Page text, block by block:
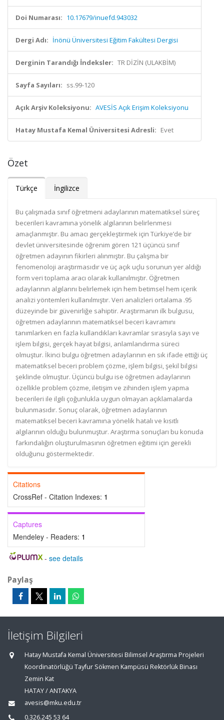
Doi Numarası: 10.17679/inuefd.943032
Dergi Adı: İnönü Üniversitesi Eğitim Fakültesi Dergisi
Derginin Tarandığı İndeksler: TR DİZİN (ULAKBİM)
Sayfa Sayıları: ss.99-120
Açık Arşiv Koleksiyonu: AVESİS Açık Erişim Koleksiyonu
Hatay Mustafa Kemal Üniversitesi Adresli: Evet
Özet
Türkçe İngilizce
Bu çalışmada sınıf öğretmeni adaylarının matematiksel süreç
becerileri kavramına yönelik algılarının belirlenmesi
amaçlanmıştır. Bu amacı gerçekleştirmek için Türkiye’de bir
devlet üniversitesinde öğrenim gören 121 üçüncü sınıf
öğretmen adayının fikirleri alınmıştır. Bu çalışma bir
fenomenoloji araştırmasıdır ve üç açık uçlu sorunun yer aldığı
form veri toplama aracı olarak kullanılmıştır. Öğretmen
adaylarının algılarını belirlemek için hem betimsel hem içerik
analizi yöntemleri kullanılmıştır. Veri analizleri ortalama .95
düzeyinde bir güvenirliğe sahiptir. Araştırmanın ilk bulgusu,
öğretmen adaylarının matematiksel beceri kavramını
tanımlarken en fazla kullandıkları kavramlar sırasıyla sayı ve
işlem bilgisi, gerçek hayat bilgisi, anlamlandırma süreci
olmuştur. İkinci bulgu öğretmen adaylarının en sık ifade ettiği üç
matematiksel beceri problem çözme, işlem bilgisi, şekil bilgisi
şeklinde olmuştur. Üçüncü bulgu ise öğretmen adaylarının
özellikle problem çözme, iletişim ve zihinden işlem yapma
becerileri ile ilgili çoğunlukla uygun olmayan açıklamalarda
bulunmasıdır. Sonuç olarak, öğretmen adaylarının
matematiksel beceri kavramına yönelik hatalı ve kısıtlı
algılarının olduğu bulunmuştur. Araştırma sonuçları bu konuda
farkındalığın oluşturulmasının öğretmen eğitimi için gerekli
olduğunu göstermektedir.
Citations
CrossRef - Citation Indexes: 1
Captures
Mendeley - Readers: 1
- see details
Paylaş
İletişim Bilgileri
Hatay Mustafa Kemal Üniversitesi Bilimsel Araştırma Projeleri
Koordinatörlüğü Tayfur Sökmen Kampüsü Rektörlük Binası
Zemin Kat
HATAY / ANTAKYA
avesis@mku.edu.tr
0.326.245 53 64